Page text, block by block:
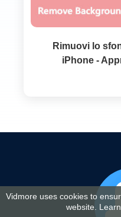
Rimuovi lo
iPhone -
Vidmore uses cookies to
website.